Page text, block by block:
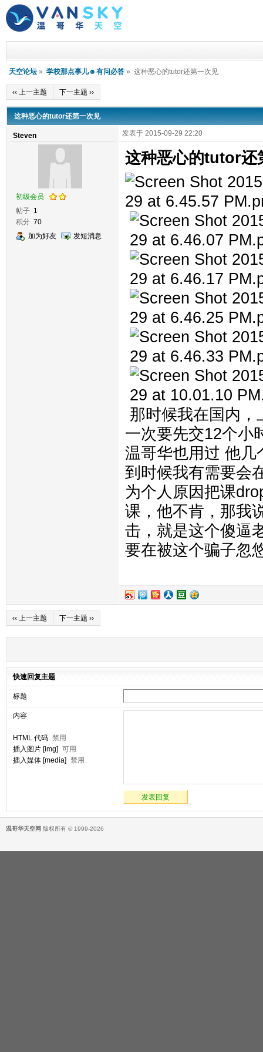
天空论坛 » 学校那点事儿☻有问必答 » 这种恶心的tutor还第一次见
‹‹ 上一主题 下一主题 ››
这种恶心的tutor还第一次见
Steven
初级会员
帖子 1
积分 70
加为好友
发短消息
发表于 2015-09-29 22:20
这种恶心的tutor还
那时候我在国内
一次要先交12个小
温哥华也用过 他几
到时候我有需要会
为个人原因把课
课，他不肯，那我
击，就是这个傻逼
要在被这个骗子忽
‹‹ 上一主题 下一主题 ››
快速回复主题
标题
内容
HTML 代码 禁用
插入图片 [img] 可用
插入媒体 [media] 禁用
发表回复
温哥华天空网 版权所有 © 1999-2026